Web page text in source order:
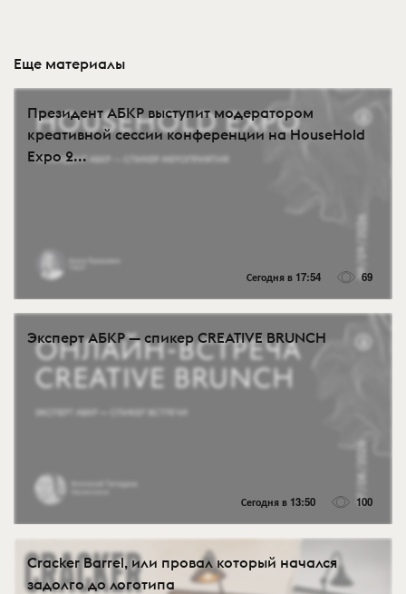
Еще материалы
Президент АБКР выступит модератором
креативной сессии конференции на HouseHold
Expo 2...
Сегодня в 17:54 69
Эксперт АБКР — спикер CREATIVE BRUNCH
Сегодня в 13:50 100
Cracker Barrel, или провал который начался
задолго до логотипа